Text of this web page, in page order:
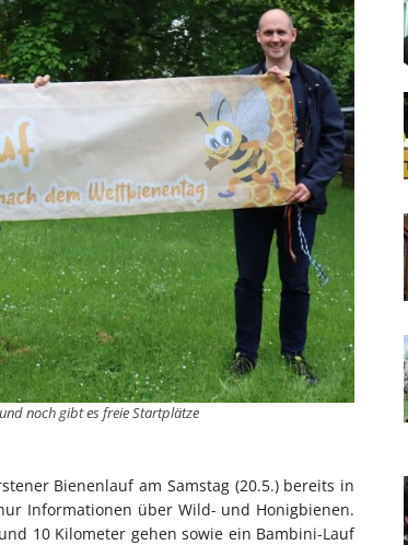
noch gibt es freie Startplätze
Bienenlauf am Samstag (20.5.) bereits in
Informationen über Wild- und Honigbienen.
10 Kilometer gehen sowie ein Bambini-Lauf